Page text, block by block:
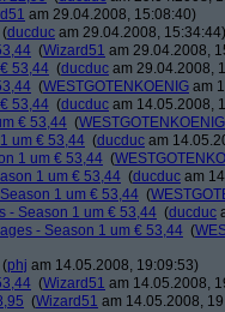
am 29.04.2008, 15:08:40)
(ducduc am 29.04.2008, 15:34:44)
(Wizard51 am 29.04.2008,
53,44 (ducduc am 29.04.2008,
(WESTGOTENKOENIG am
53,44 (ducduc am 14.05.2008,
€ 53,44 (WESTGOTENKOENIG
um € 53,44 (ducduc am
1 um € 53,44 (
1 um € 53,44 (ducduc am
1 um € 53,44 (
- Season 1 um € 53,44 (ducduc
- Season 1 um € 53,44 (
(phj am 14.05.2008, 19:09:53)
(Wizard51 am 14.05.2008,
(Wizard51 am 14.05.2008,